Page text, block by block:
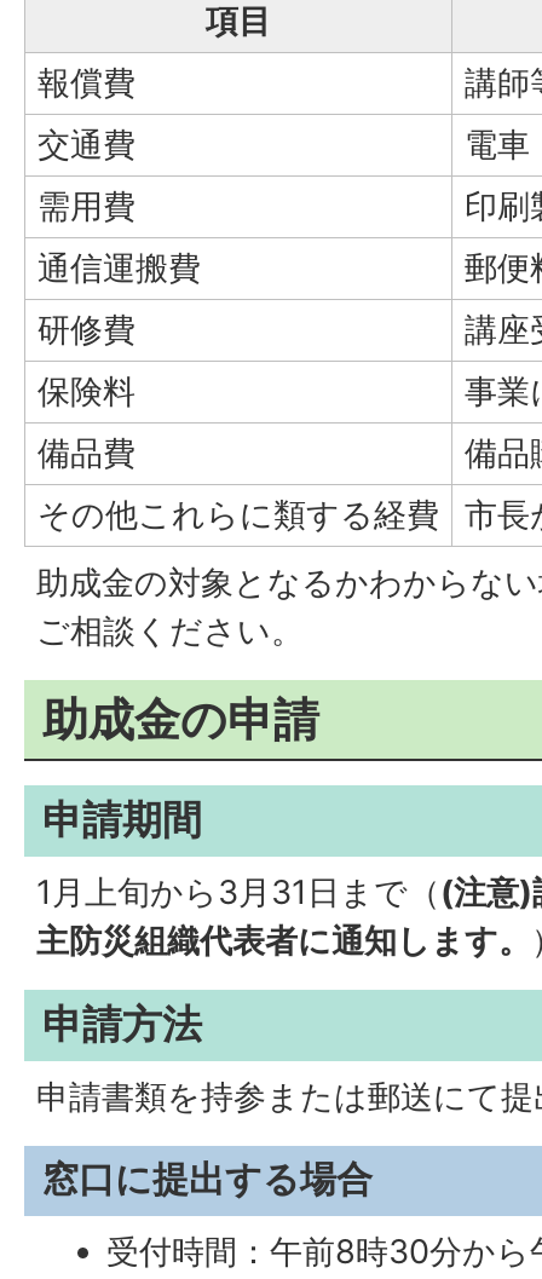
項目
報償費
講師
交通費
電車
需用費
印刷
通信運搬費
郵便
研修費
講座
保険料
事業
備品費
備品
その他これらに類する経費
市長
助成金の対象となるかわからな
ご相談ください。
助成金の申請
申請期間
1月上旬から3月31日まで（(注意)
主防災組織代表者に通知します。
申請方法
申請書類を持参または郵送にて
窓口に提出する場合
受付時間：午前8時30分か